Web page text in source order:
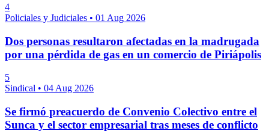
4
Policiales y Judiciales • 01 Aug 2026
Dos personas resultaron afectadas en la madrugada
por una pérdida de gas en un comercio de Piriápolis
5
Sindical • 04 Aug 2026
Se firmó preacuerdo de Convenio Colectivo entre el
Sunca y el sector empresarial tras meses de conflicto